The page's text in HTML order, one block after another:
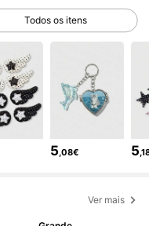
Todos os itens
5 ,08€ 5
Ver mais